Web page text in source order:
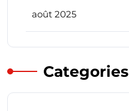
août 2025
Categories